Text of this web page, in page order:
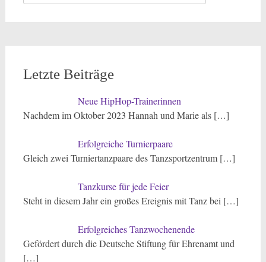
nach:
Letzte Beiträge
Neue HipHop-Trainerinnen
Nachdem im Oktober 2023 Hannah und Marie als […]
Erfolgreiche Turnierpaare
Gleich zwei Turniertanzpaare des Tanzsportzentrum […]
Tanzkurse für jede Feier
Steht in diesem Jahr ein großes Ereignis mit Tanz bei […]
Erfolgreiches Tanzwochenende
Gefördert durch die Deutsche Stiftung für Ehrenamt und
[…]